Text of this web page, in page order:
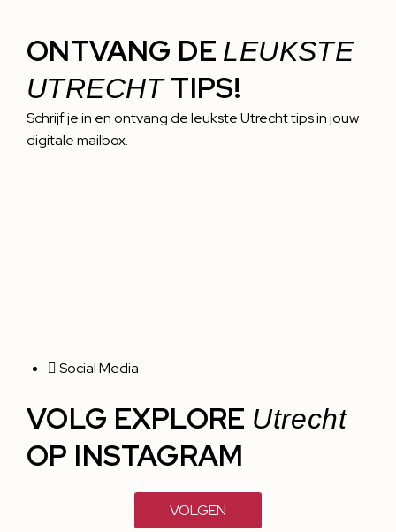
ONTVANG DE LEUKSTE
UTRECHTTIPS!
Schrijf je in en ontvang de leukste Utrecht tips in jouw
digitale mailbox.
Social Media
VOLG EXPLORE Utrecht
OP INSTAGRAM
VOLGEN